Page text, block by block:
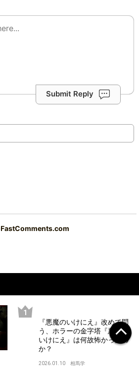
Submit Reply
FastComments.com
『悪魔のいけにえ』改めて問
う、ホラーの金字塔『悪魔の
いけにえ』は何故怖かったの
か？
2026.01.10 相馬学